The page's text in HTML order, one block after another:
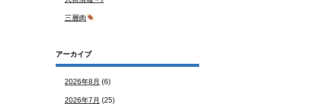
三層肉
アーカイブ
2026年8月 (6)
2026年7月 (25)